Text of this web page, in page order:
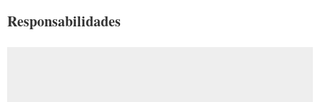
Responsabilidades